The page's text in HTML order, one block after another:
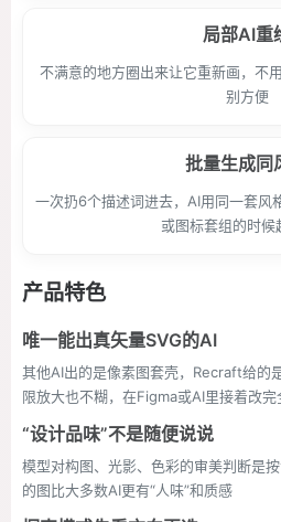
局部AI重
不满意的地方圈出来让它重新画，不
别方便
批量生成同
一次扔6个描述词进去，AI用同一套风
或图标套组的时候
产品特色
唯一能出真矢量SVG的AI
其他AI出的是像素图套壳，Recraft给的
限放大也不糊，在Figma或AI里接着改完
“设计品味”不是随便说说
模型对构图、光影、色彩的审美判断是
的图比大多数AI更有“人味”和质感